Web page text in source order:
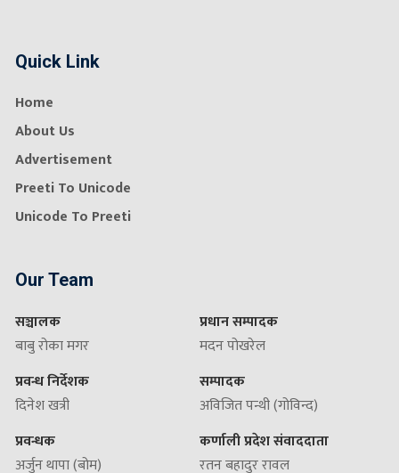
Quick Link
Home
About Us
Advertisement
Preeti To Unicode
Unicode To Preeti
Our Team
सञ्चालक
बाबु रोका मगर
प्रवन्ध निर्देशक
दिनेश खत्री
प्रवन्धक
अर्जुन थापा (बोम)
प्रधान सम्पादक
मदन पोखरेल
सम्पादक
अविजित पन्थी (गोविन्द)
कर्णाली प्रदेश संवाददाता
रतन बहादुर रावल